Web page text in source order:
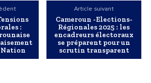
:
Nation
Article suivant
Cameroun -Elections-
Régionales 2025 : les
encadreurs électoraux
se préparent pour un
scrutin transparent